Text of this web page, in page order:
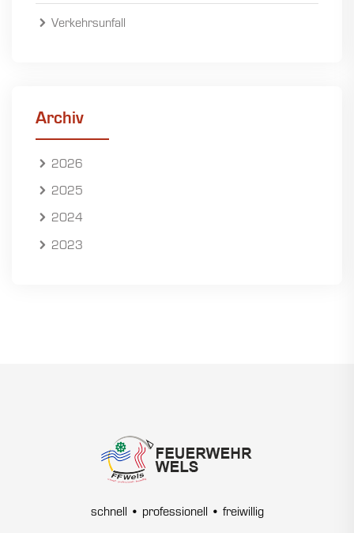
Verkehrsunfall
Archiv
2026
2025
2024
2023
schnell • professionell • freiwillig